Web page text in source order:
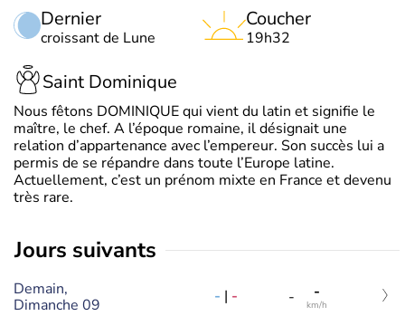
Dernier
croissant de Lune
Coucher
19h32
Saint Dominique
Nous fêtons DOMINIQUE qui vient du latin et signifie le
maître, le chef. A l’époque romaine, il désignait une
relation d’appartenance avec l’empereur. Son succès lui a
permis de se répandre dans toute l’Europe latine.
Actuellement, c’est un prénom mixte en France et devenu
très rare.
jours suivants
Demain,
Dimanche 09
- | - - -
km/h